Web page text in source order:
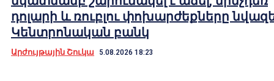
դոլարի և ռուբլու փոխարժեքները
Կենտրոնական բանկ
Արժույթային Շուկա 5.08.2026 18:23